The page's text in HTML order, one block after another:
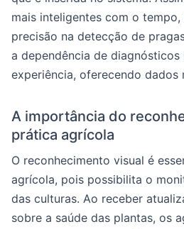
mais inteligentes com o tempo,
precisão na detecção de
a dependência de diagnósticos
experiência, oferecendo dados
A importância do
prática agrícola
O reconhecimento visual é
agrícola, pois possibilita o
das culturas. Ao receber
sobre a saúde das plantas, os